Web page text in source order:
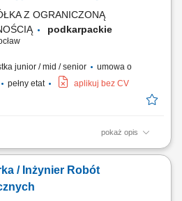
Z OGRANICZONĄ
podkarpackie
junior / mid / senior
umowa o
pełny etat aplikuj bez CV
pokaż opis
nad robotami ziemnymi,
własnych oraz brygad
obiekcie; Sporządzanie obmiarów,
/ Inżynier Robót